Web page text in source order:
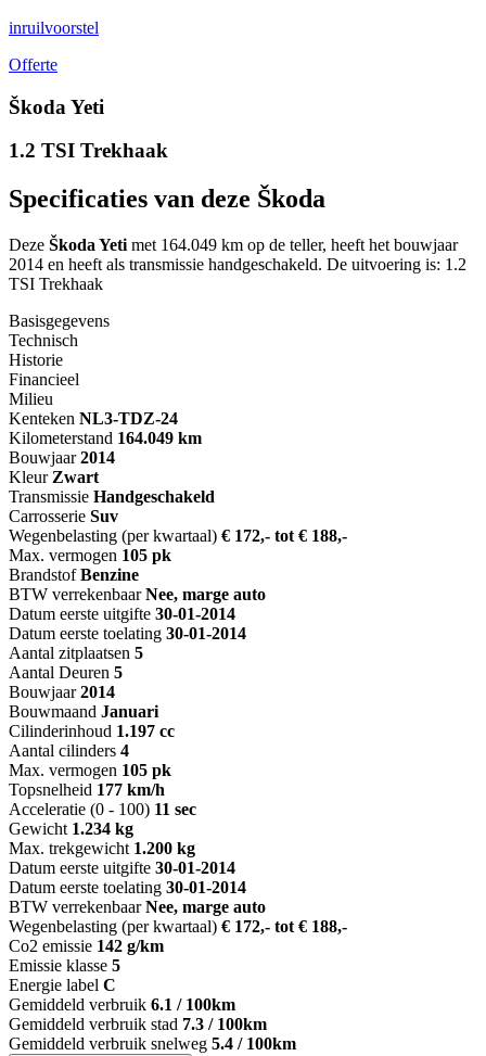
inruilvoorstel
Offerte
Škoda Yeti
1.2 TSI Trekhaak
Specificaties van deze Škoda
Deze Škoda Yeti met 164.049 km op de teller, heeft het bouwjaar
2014 en heeft als transmissie handgeschakeld. De uitvoering is: 1.2
TSI Trekhaak
Basisgegevens
Technisch
Historie
Financieel
Milieu
Kenteken NL3-TDZ-24
Kilometerstand 164.049 km
Bouwjaar 2014
Kleur Zwart
Transmissie Handgeschakeld
Carrosserie Suv
Wegenbelasting (per kwartaal) € 172,- tot € 188,-
Max. vermogen 105 pk
Brandstof Benzine
BTW verrekenbaar Nee, marge auto
Datum eerste uitgifte 30-01-2014
Datum eerste toelating 30-01-2014
Aantal zitplaatsen 5
Aantal Deuren 5
Bouwjaar 2014
Bouwmaand Januari
Cilinderinhoud 1.197 cc
Aantal cilinders 4
Max. vermogen 105 pk
Topsnelheid 177 km/h
Acceleratie (0 - 100) 11 sec
Gewicht 1.234 kg
Max. trekgewicht 1.200 kg
Datum eerste uitgifte 30-01-2014
Datum eerste toelating 30-01-2014
BTW verrekenbaar Nee, marge auto
Wegenbelasting (per kwartaal) € 172,- tot € 188,-
Co2 emissie 142 g/km
Emissie klasse 5
Energie label C
Gemiddeld verbruik 6.1 / 100km
Gemiddeld verbruik stad 7.3 / 100km
Gemiddeld verbruik snelweg 5.4 / 100km